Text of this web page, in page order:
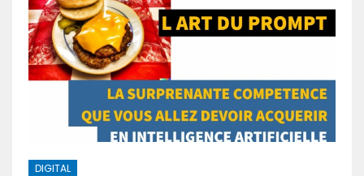
DIGITAL